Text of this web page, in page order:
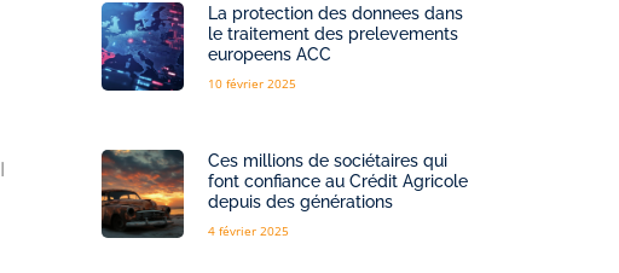
La protection des donnees dans
le traitement des prelevements
europeens ACC
10 février 2025
Ces millions de sociétaires qui
font confiance au Crédit Agricole
depuis des générations
4 février 2025